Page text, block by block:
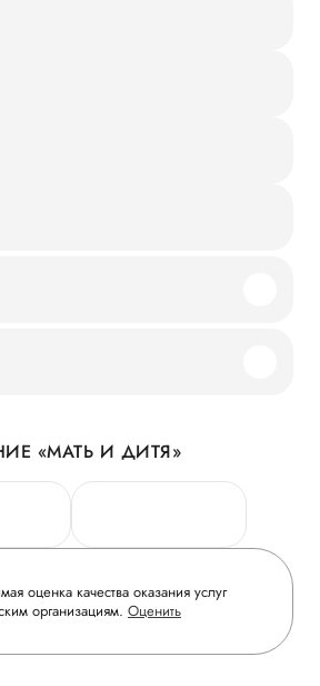
«МАТЬ И ДИТЯ»
оценка качества оказания услуг
организациям. Оценить